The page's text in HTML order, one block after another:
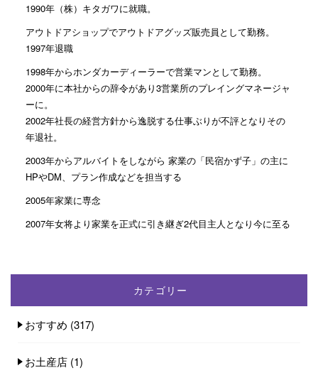
1990年（株）キタガワに就職。
アウトドアショップでアウトドアグッズ販売員として勤務。
1997年退職
1998年からホンダカーディーラーで営業マンとして勤務。
2000年に本社からの辞令があり3営業所のプレイングマネージャ
ーに。
2002年社長の経営方針から逸脱する仕事ぶりが不評となりその
年退社。
2003年からアルバイトをしながら 家業の「民宿かず子」の主に
HPやDM、プラン作成などを担当する
2005年家業に専念
2007年女将より家業を正式に引き継ぎ2代目主人となり今に至る
カテゴリー
おすすめ (317)
お土産店 (1)